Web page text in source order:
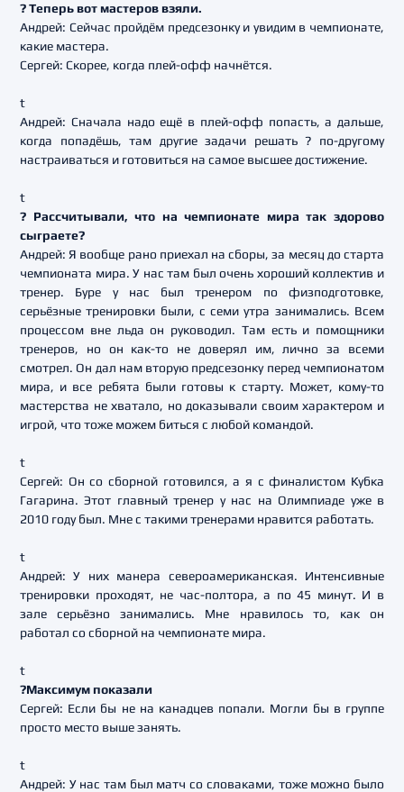
? Теперь вот мастеров взяли.
Андрей: Сейчас пройдём предсезонку и увидим в чемпионате,
какие мастера.
Сергей: Скорее, когда плей-офф начнётся.
t
Андрей: Сначала надо ещё в плей-офф попасть, а дальше,
когда попадёшь, там другие задачи решать ? по-другому
настраиваться и готовиться на самое высшее достижение.
t
? Рассчитывали, что на чемпионате мира так здорово
сыграете?
Андрей: Я вообще рано приехал на сборы, за месяц до старта
чемпионата мира. У нас там был очень хороший коллектив и
тренер. Буре у нас был тренером по физподготовке,
серьёзные тренировки были, с семи утра занимались. Всем
процессом вне льда он руководил. Там есть и помощники
тренеров, но он как-то не доверял им, лично за всеми
смотрел. Он дал нам вторую предсезонку перед чемпионатом
мира, и все ребята были готовы к старту. Может, кому-то
мастерства не хватало, но доказывали своим характером и
игрой, что тоже можем биться с любой командой.
t
Сергей: Он со сборной готовился, а я с финалистом Кубка
Гагарина. Этот главный тренер у нас на Олимпиаде уже в
2010 году был. Мне с такими тренерами нравится работать.
t
Андрей: У них манера североамериканская. Интенсивные
тренировки проходят, не час-полтора, а по 45 минут. И в
зале серьёзно занимались. Мне нравилось то, как он
работал со сборной на чемпионате мира.
t
?Максимум показали
Сергей: Если бы не на канадцев попали. Могли бы в группе
просто место выше занять.
t
Андрей: У нас там был матч со словаками, тоже можно было